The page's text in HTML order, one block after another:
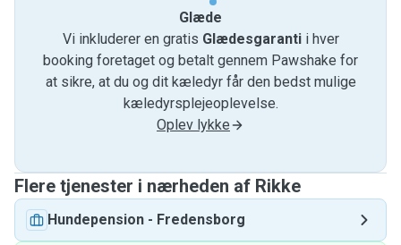
Glæde
Vi inkluderer en gratis Glædesgarantii hver
booking foretaget og betalt gennem Pawshake for
at sikre, at du og dit kæledyr får den bedst mulige
kæledyrsplejeoplevelse.
Oplev lykke
Flere tjenester i nærheden af ​​Rikke
Hundepension - Fredensborg